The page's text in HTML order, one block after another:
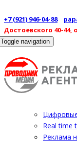
+7 (921) 946-04-88
Достоевского 40-
Toggle navigation
Real time
Реклама